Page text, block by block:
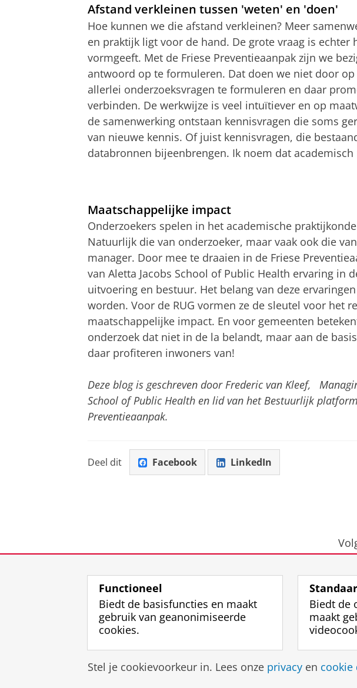
Afstand verkleinen tussen 'weten' en 'doen'
Hoe kunnen we die afstand verkleinen? Meer
en praktijk ligt voor de hand. De grote vraag is echter
vormgeeft. Met de Friese Preventieaanpak zijn we
antwoord op te formuleren. Dat doen we niet door
allerlei onderzoeksvragen te formuleren en daar
verbinden. De werkwijze is veel intuïtiever en op
de samenwerking ontstaan kennisvragen die soms
van nieuwe kennis. Of juist kennisvragen, die
databronnen bijeenbrengen. Ik noem dat
Maatschappelijke impact
Onderzoekers spelen in het academische
Natuurlijk die van onderzoeker, maar vaak ook die
manager. Door mee te draaien in de Friese
van Aletta Jacobs School of Public Health ervaring in
uitvoering en bestuur. Het belang van deze
worden. Voor de RUG vormen ze de sleutel voor het
maatschappelijke impact. En voor gemeenten
onderzoek dat niet in de la belandt, maar aan de
daar profiteren inwoners van!
Deze blog is geschreven door Frederic van Kleef,
School of Public Health en lid van het Bestuurlijk
Preventieaanpak.
Deel dit Facebook LinkedIn
Disclaimer &
Functioneel
Biedt de basisfuncties en maakt
gebruik van geanonimiseerde
cookies.
Biedt de
maakt
Stel je cookievoorkeur in. Lees onze privacy en cookie